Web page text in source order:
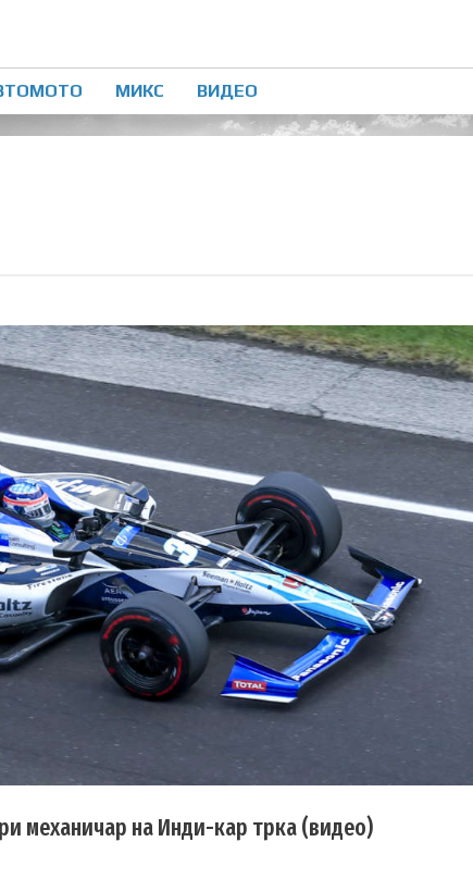
МИКС ВИДЕО
механичар на Инди-кар трка (видео)